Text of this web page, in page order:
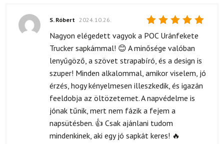
Értékelés:
S. Róbert 2024.10.26.
Nagyon elégedett vagyok a POC Uránfekete
Trucker sapkámmal! 😊 A minősége valóban
lenyűgöző, a szövet strapabíró, és a design is
szuper! Minden alkalommal, amikor viselem, jó
érzés, hogy kényelmesen illeszkedik, és igazán
feeldobja az öltözetemet. A napvédelme is
jónak tűnik, mert nem fázik a fejem a
napsütésben. 👍 Csak ajánlani tudom
mindenkinek, aki egy jó sapkát keres! 🔥